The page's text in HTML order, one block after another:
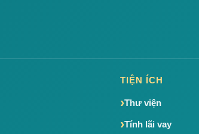
TIỆN ÍCH
Thư viện
Tính lãi vay